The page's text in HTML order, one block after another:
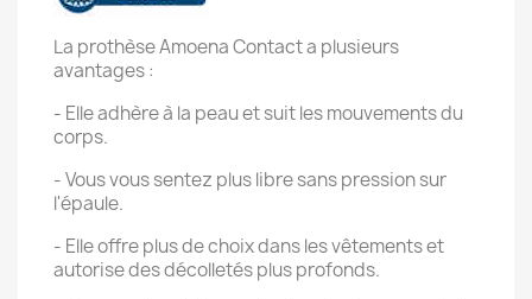
La prothèse Amoena Contact a plusieurs
avantages :
- Elle adhère à la peau et suit les mouvements du
corps.
- Vous vous sentez plus libre sans pression sur
l'épaule.
- Elle offre plus de choix dans les vêtements et
autorise des décolletés plus profonds.